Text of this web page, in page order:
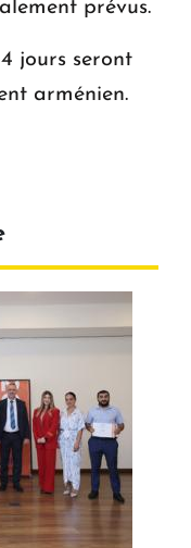
prévus.
jours seront
arménien.